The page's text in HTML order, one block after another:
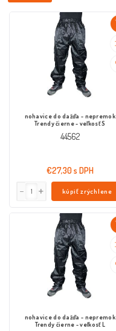
nohavice do dažďa - nepremok
Trendy čierne - veľkosť S
44562
€27,30 s DPH
kúpiť zrýchlene
nohavice do dažďa - nepremok
Trendy čierne - veľkosť L